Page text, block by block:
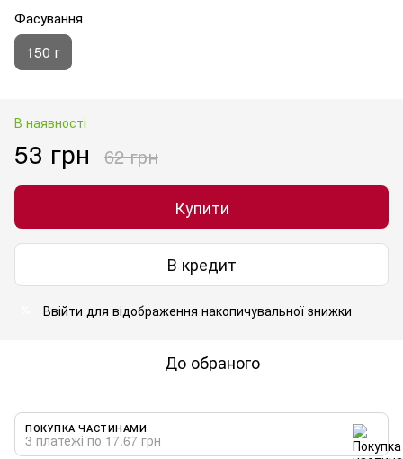
Фасування
150 г
В наявності
53 грн 62 грн
Купити
В кредит
Ввійти для відображення накопичувальної знижки
До обраного
ПОКУПКА ЧАСТИНАМИ
3 платежі по 17.67 грн